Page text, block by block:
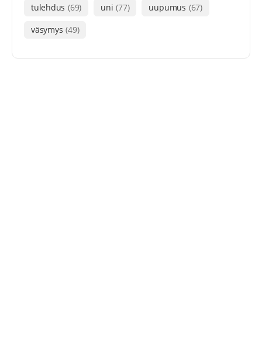
tulehdus (69) uni (77) uupumus (67)
väsymys (49)